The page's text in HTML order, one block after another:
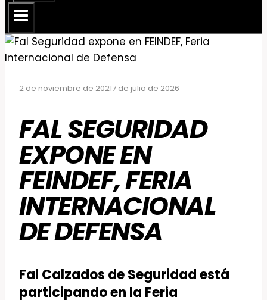
2 de noviembre de 20217 de julio de 2026
FAL SEGURIDAD
EXPONE EN
FEINDEF, FERIA
INTERNACIONAL
DE DEFENSA
Fal Calzados de Seguridad está
participando en la Feria